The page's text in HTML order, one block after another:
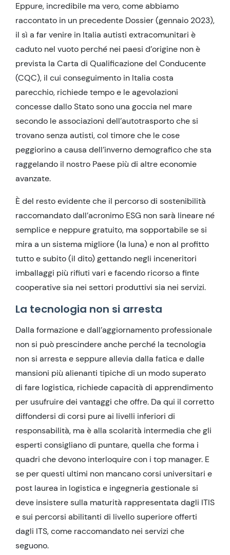
Eppure, incredibile ma vero, come abbiamo
raccontato in un precedente Dossier (gennaio 2023),
il sì a far venire in Italia autisti extracomunitari è
caduto nel vuoto perché nei paesi d’origine non è
prevista la Carta di Qualificazione del Conducente
(CQC), il cui conseguimento in Italia costa
parecchio, richiede tempo e le agevolazioni
concesse dallo Stato sono una goccia nel mare
secondo le associazioni dell’autotrasporto che si
trovano senza autisti, col timore che le cose
peggiorino a causa dell’inverno demografico che sta
raggelando il nostro Paese più di altre economie
avanzate.
È del resto evidente che il percorso di sostenibilità
raccomandato dall’acronimo ESG non sarà lineare né
semplice e neppure gratuito, ma sopportabile se si
mira a un sistema migliore (la luna) e non al profitto
tutto e subito (il dito) gettando negli inceneritori
imballaggi più rifiuti vari e facendo ricorso a finte
cooperative sia nei settori produttivi sia nei servizi.
La tecnologia non si arresta
Dalla formazione e dall’aggiornamento professionale
non si può prescindere anche perché la tecnologia
non si arresta e seppure allevia dalla fatica e dalle
mansioni più alienanti tipiche di un modo superato
di fare logistica, richiede capacità di apprendimento
per usufruire dei vantaggi che offre. Da qui il corretto
diffondersi di corsi pure ai livelli inferiori di
responsabilità, ma è alla scolarità intermedia che gli
esperti consigliano di puntare, quella che forma i
quadri che devono interloquire con i top manager. E
se per questi ultimi non mancano corsi universitari e
post laurea in logistica e ingegneria gestionale si
deve insistere sulla maturità rappresentata dagli ITIS
e sui percorsi abilitanti di livello superiore offerti
dagli ITS, come raccomandato nei servizi che
seguono.